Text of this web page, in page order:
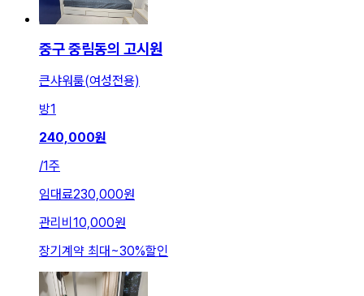
중구 중림동의 고시원
큰샤워룸(여성전용)
방1
240,000원
/1주
임대료230,000원
관리비 10,000원
장기계약 최대 ~30%할인